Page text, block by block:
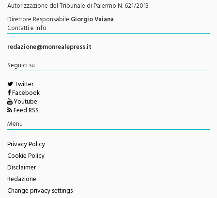
Autorizzazione del Tribunale di Palermo N. 621/2013
Direttore Responsabile Giorgio Vaiana
Contatti e info
redazione@monrealepress.it
Seguici su
Twitter
Facebook
Youtube
Feed RSS
Menu
Privacy Policy
Cookie Policy
Disclaimer
Redazione
Change privacy settings